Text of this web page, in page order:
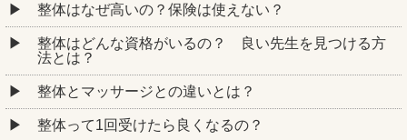
整体はなぜ高いの？保険は使えない？
整体はどんな資格がいるの？ 良い先生を見つける方
法とは？
整体とマッサージとの違いとは？
整体って1回受けたら良くなるの？